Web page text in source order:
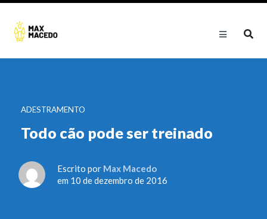
ADESTRAMENTO
Todo cão pode ser treinado
Escrito por Max Macedo
em 10 de dezembro de 2016